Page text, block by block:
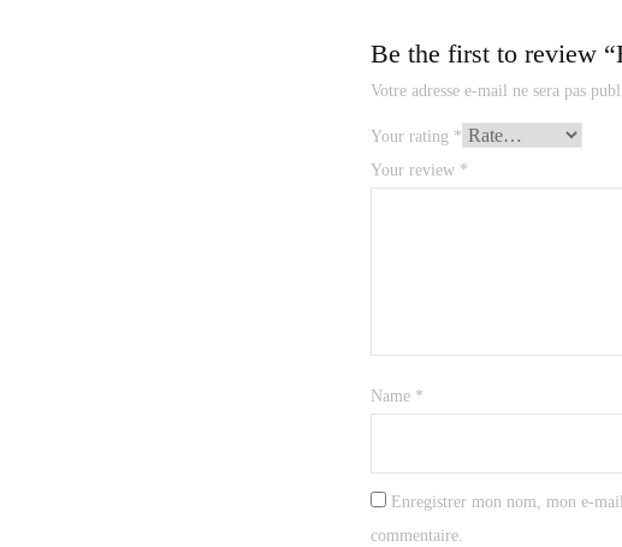
Be the first to review
Votre adresse e-mail ne sera pas
Your rating *
Your review *
Name *
Enregistrer mon nom, mon e-
commentaire.